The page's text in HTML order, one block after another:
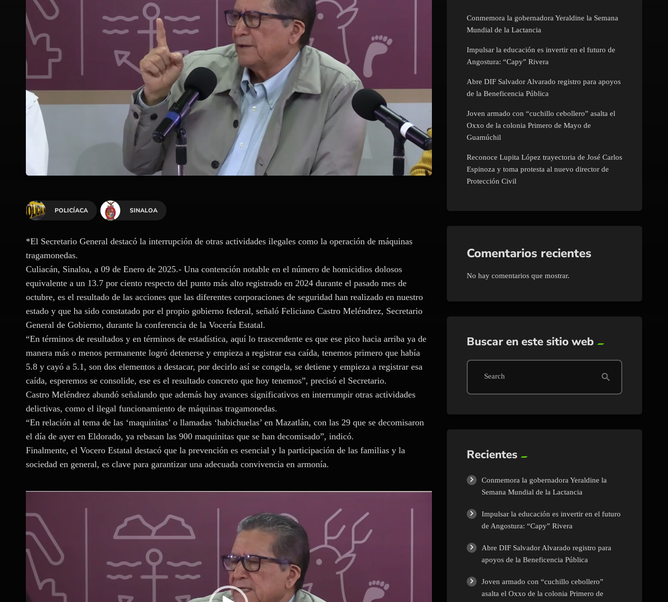
POLICÍACA SINALOA
*El Secretario General destacó la interrupción de otras actividades ilegales como la operación de máquinas
tragamonedas.
Culiacán, Sinaloa, a 09 de Enero de 2025.- Una contención notable en el número de homicidios dolosos
equivalente a un 13.7 por ciento respecto del punto más alto registrado en 2024 durante el pasado mes de
octubre, es el resultado de las acciones que las diferentes corporaciones de seguridad han realizado en nuestro
estado y que ha sido constatado por el propio gobierno federal, señaló Feliciano Castro Meléndrez, Secretario
General de Gobierno, durante la conferencia de la Vocería Estatal.
“En términos de resultados y en términos de estadística, aquí lo trascendente es que ese pico hacia arriba ya de
manera más o menos permanente logró detenerse y empieza a registrar esa caída, tenemos primero que había
5.8 y cayó a 5.1, son dos elementos a destacar, por decirlo así se congela, se detiene y empieza a registrar esa
caída, esperemos se consolide, ese es el resultado concreto que hoy tenemos”, precisó el Secretario.
Castro Meléndrez abundó señalando que además hay avances significativos en interrumpir otras actividades
delictivas, como el ilegal funcionamiento de máquinas tragamonedas.
“En relación al tema de las ‘maquinitas’ o llamadas ‘habichuelas’ en Mazatlán, con las 29 que se decomisaron
el día de ayer en Eldorado, ya rebasan las 900 maquinitas que se han decomisado”, indicó.
Finalmente, el Vocero Estatal destacó que la prevención es esencial y la participación de las familias y la
sociedad en general, es clave para garantizar una adecuada convivencia en armonía.
e
o
Conmemora la gobernadora Yeraldine la Semana
Mundial de la Lactancia
Impulsar la educación es invertir en el futuro de
Angostura: “Capy” Rivera
Abre DIF Salvador Alvarado registro para apoyos
de la Beneficencia Pública
Joven armado con “cuchillo cebollero” asalta el
Oxxo de la colonia Primero de Mayo de
Guamúchil
Reconoce Lupita López trayectoria de José Carlos
Espinoza y toma protesta al nuevo director de
Protección Civil
Comentarios recientes
No hay comentarios que mostrar.
Buscar en este sitio web
Search search
Recientes
Conmemora la gobernadora Yeraldine la
Semana Mundial de la Lactancia
Impulsar la educación es invertir en el futuro
de Angostura: “Capy” Rivera
Abre DIF Salvador Alvarado registro para
apoyos de la Beneficencia Pública
Joven armado con “cuchillo cebollero”
asalta el Oxxo de la colonia Primero de